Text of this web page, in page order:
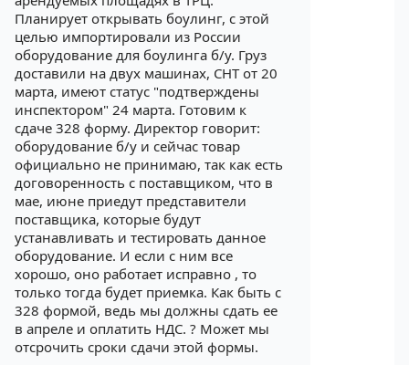
Планирует открывать боулинг, с этой
целью импортировали из России
оборудование для боулинга б/у. Груз
доставили на двух машинах, СНТ от 20
марта, имеют статус "подтверждены
инспектором" 24 марта. Готовим к
сдаче 328 форму. Директор говорит:
оборудование б/у и сейчас товар
официально не принимаю, так как есть
договоренность с поставщиком, что в
мае, июне приедут представители
поставщика, которые будут
устанавливать и тестировать данное
оборудование. И если с ним все
хорошо, оно работает исправно , то
только тогда будет приемка. Как быть с
328 формой, ведь мы должны сдать ее
в апреле и оплатить НДС. ? Может мы
отсрочить сроки сдачи этой формы.